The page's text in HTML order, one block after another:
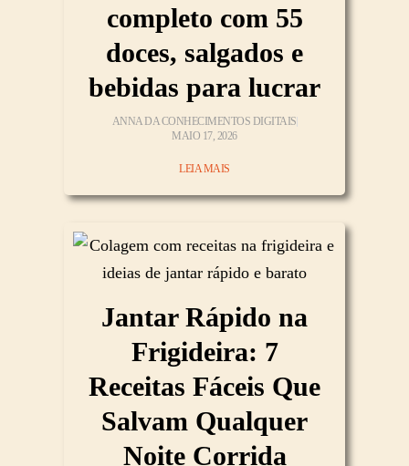
completo com 55
doces, salgados e
bebidas para lucrar
ANNA DA CONHECIMENTOS DIGITAIS
MAIO 17, 2026
LEIA MAIS
Jantar Rápido na
Frigideira: 7
Receitas Fáceis Que
Salvam Qualquer
Noite Corrida